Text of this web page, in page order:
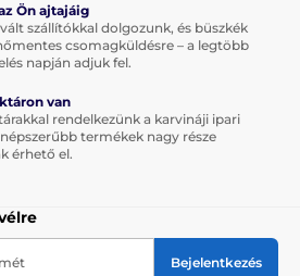
Ön ajtajáig
szállítókkal dolgozunk, és büszkék
csomagküldésre – a legtöbb
napján adjuk fel.
van
rendelkezünk a karvináji ipari
termékek nagy része
érhető el.
Bejelentkezés